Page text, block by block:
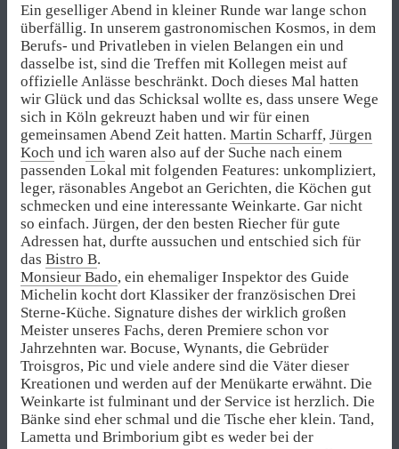
Ein geselliger Abend in kleiner Runde war lange schon
überfällig. In unserem gastronomischen Kosmos, in dem
Berufs- und Privatleben in vielen Belangen ein und
dasselbe ist, sind die Treffen mit Kollegen meist auf
offizielle Anlässe beschränkt. Doch dieses Mal hatten
wir Glück und das Schicksal wollte es, dass unsere Wege
sich in Köln gekreuzt haben und wir für einen
gemeinsamen Abend Zeit hatten. Martin Scharff, Jürgen
Koch und ich waren also auf der Suche nach einem
passenden Lokal mit folgenden Features: unkompliziert,
leger, räsonables Angebot an Gerichten, die Köchen gut
schmecken und eine interessante Weinkarte. Gar nicht
so einfach. Jürgen, der den besten Riecher für gute
Adressen hat, durfte aussuchen und entschied sich für
das Bistro B.
Monsieur Bado, ein ehemaliger Inspektor des Guide
Michelin kocht dort Klassiker der französischen Drei
Sterne-Küche. Signature dishes der wirklich großen
Meister unseres Fachs, deren Premiere schon vor
Jahrzehnten war. Bocuse, Wynants, die Gebrüder
Troisgros, Pic und viele andere sind die Väter dieser
Kreationen und werden auf der Menükarte erwähnt. Die
Weinkarte ist fulminant und der Service ist herzlich. Die
Bänke sind eher schmal und die Tische eher klein. Tand,
Lametta und Brimborium gibt es weder bei der